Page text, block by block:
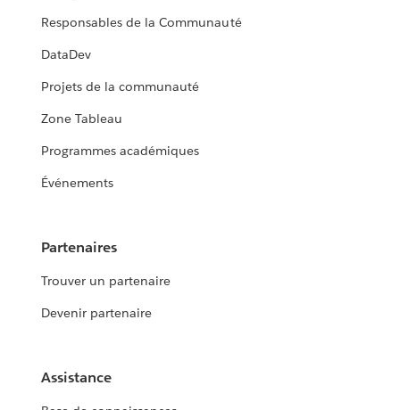
Responsables de la Communauté
DataDev
Projets de la communauté
Zone Tableau
Programmes académiques
Événements
Partenaires
Trouver un partenaire
Devenir partenaire
Assistance